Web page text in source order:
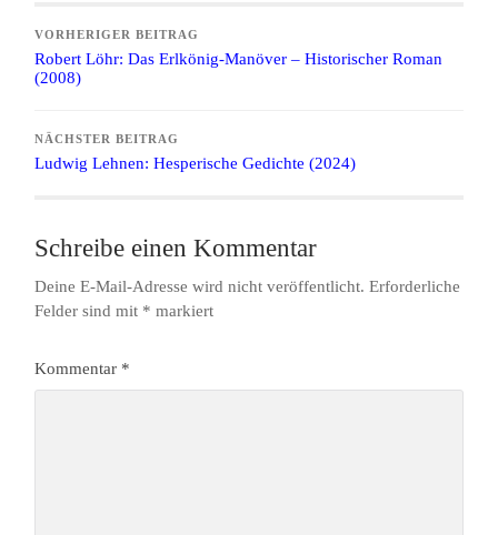
VORHERIGER BEITRAG
Robert Löhr: Das Erlkönig-Manöver – Historischer Roman
(2008)
NÄCHSTER BEITRAG
Ludwig Lehnen: Hesperische Gedichte (2024)
Schreibe einen Kommentar
Deine E-Mail-Adresse wird nicht veröffentlicht. Erforderliche
Felder sind mit * markiert
Kommentar *